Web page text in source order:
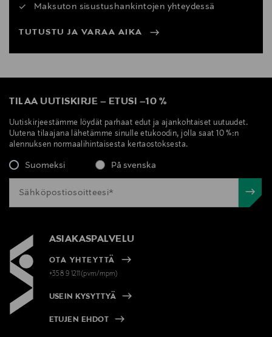
Maksuton sisustushankintojen yhteydessä
TUTUSTU JA VARAA AIKA
TILAA UUTISKIRJE – ETUSI –10 %
Uutiskirjeestämme löydät parhaat edut ja ajankohtaiset uutuudet.
Uutena tilaajana lähetämme sinulle etukoodin, jolla saat 10 %:n
alennuksen normaalihintaisesta kertaostoksesta.
Suomeksi På svenska
ASIAKASPALVELU
OTA YHTEYTTÄ
+358 9 1211(pvm/mpm)
USEIN KYSYTTYÄ
ETUJEN EHDOT